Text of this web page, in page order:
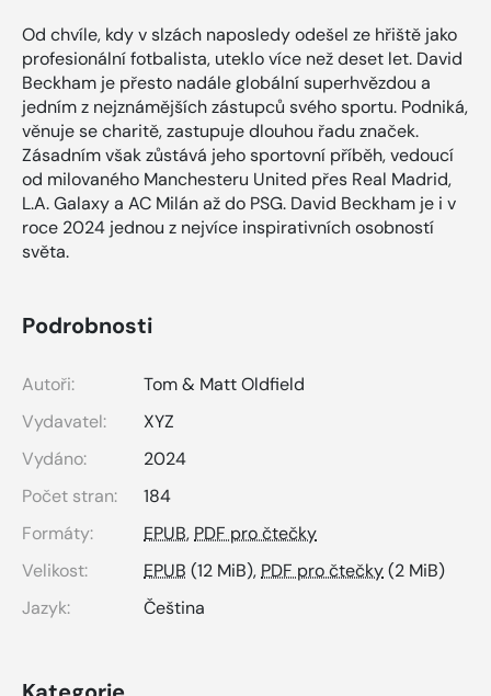
Od chvíle, kdy v slzách naposledy odešel ze hřiště jako
profesionální fotbalista, uteklo více než deset let. David
Beckham je přesto nadále globální superhvězdou a
jedním z nejznámějších zástupců svého sportu. Podniká,
věnuje se charitě, zastupuje dlouhou řadu značek.
Zásadním však zůstává jeho sportovní příběh, vedoucí
od milovaného Manchesteru United přes Real Madrid,
L.A. Galaxy a AC Milán až do PSG. David Beckham je i v
roce 2024 jednou z nejvíce inspirativních osobností
světa.
Podrobnosti
Autoři:
Tom & Matt Oldfield
Vydavatel:
XYZ
Vydáno:
2024
Počet stran:
184
Formáty:
EPUB, PDF pro čtečky
Velikost:
EPUB (12 MiB), PDF pro čtečky(2 MiB)
Jazyk:
Čeština